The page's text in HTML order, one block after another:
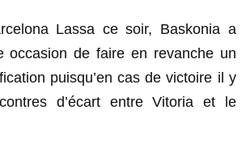
Lassa ce soir, Baskonia a
occasion de faire en revanche un
puisqu’en cas de victoire il y
d’écart entre Vitoria et le